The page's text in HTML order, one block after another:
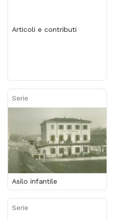
Articoli e contributi
Serie
Asilo infantile
Serie